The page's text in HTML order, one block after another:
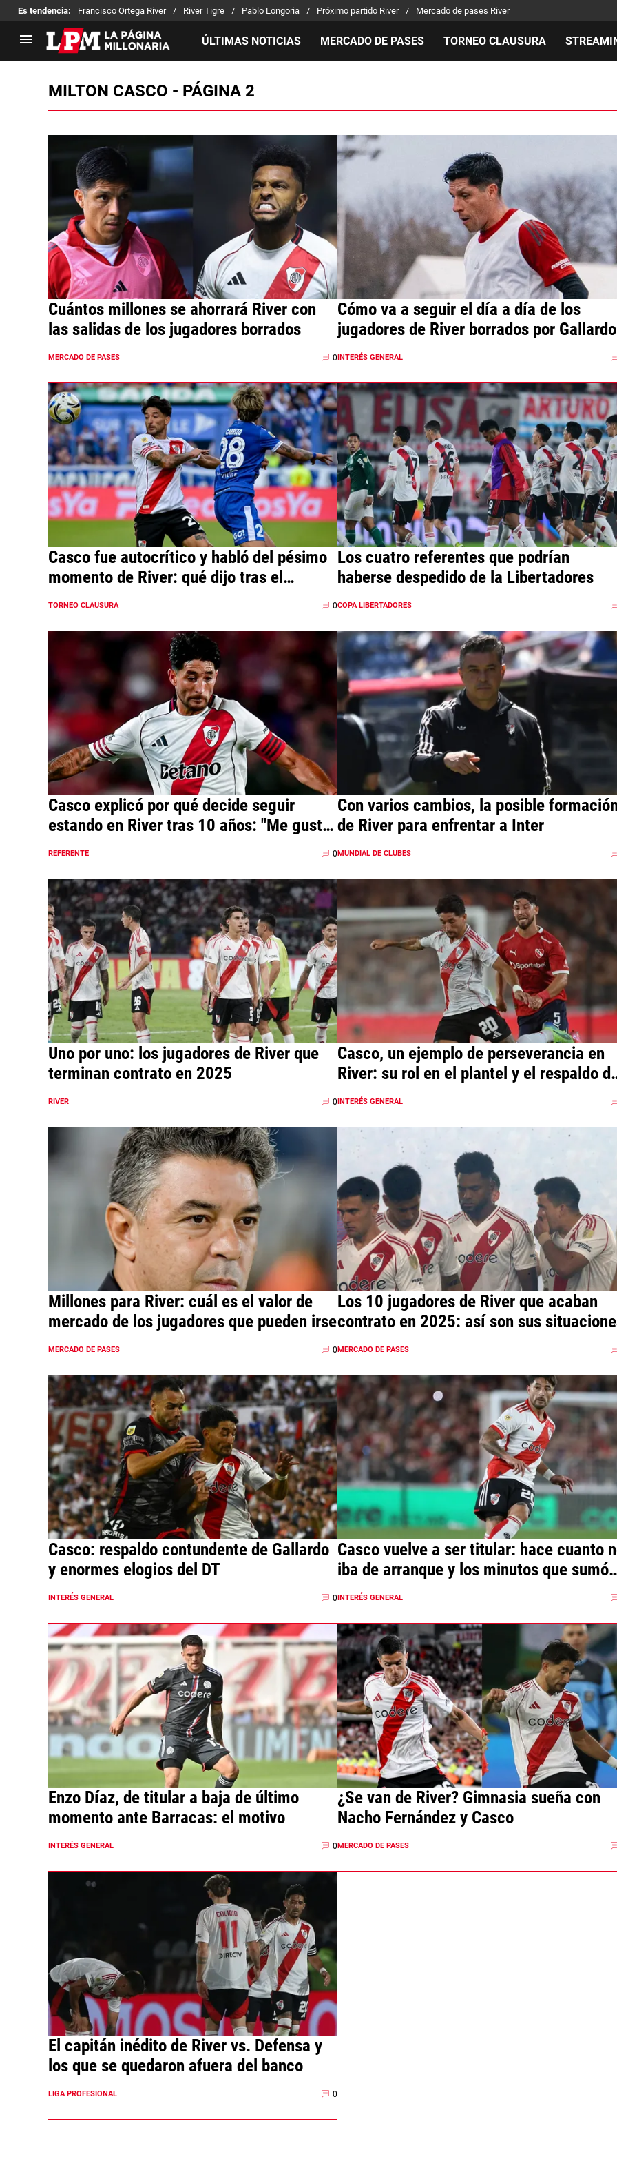
Es tendencia: Francisco Ortega River River Tigre Pablo Longoria Próximo partido River Mercado de pases River
ÚLTIMAS NOTICIAS MERCADO DE PASES TORNEO CLAUSURA
LIGA PROFESIONAL
Reserva
TORNEOS
Selección Argentina
Juanfer Quintero
Chacho Coudet
Los goles de River
Entrevistas
Apuesta
MILTON CASCO - PÁGINA 2
Cuántos millones se ahorrará River con
las salidas de los jugadores borrados
MERCADO DE PASES 0
Cómo va a seguir el día a día de los
jugadores de River borrados por Gallardo
INTERÉS GENERAL
Casco fue autocrítico y habló del pésimo
momento de River: qué dijo tras el
empate vs. Vélez
TORNEO CLAUSURA 0
Los cuatro referentes que podrían
haberse despedido de la Libertadores
COPA LIBERTADORES
Casco explicó por qué decide seguir
estando en River tras 10 años: "Me gusta
eso"
REFERENTE 0
Con varios cambios, la posible formación
de River para enfrentar a Inter
MUNDIAL DE CLUBES
Uno por uno: los jugadores de River que
terminan contrato en 2025
RIVER 0
Casco, un ejemplo de perseverancia en
River: su rol en el plantel y el respaldo
Gallardo
INTERÉS GENERAL
Millones para River: cuál es el valor de
mercado de los jugadores que pueden irse
MERCADO DE PASES 0
Los 10 jugadores de River que acaban
contrato en 2025: así son sus
MERCADO DE PASES
Casco: respaldo contundente de Gallardo
y enormes elogios del DT
INTERÉS GENERAL 0
Casco vuelve a ser titular: hace cuanto
iba de arranque y los minutos que sumó
con Gallardo
INTERÉS GENERAL
Enzo Díaz, de titular a baja de último
momento ante Barracas: el motivo
INTERÉS GENERAL 0
¿Se van de River? Gimnasia sueña con
Nacho Fernández y Casco
MERCADO DE PASES
El capitán inédito de River vs. Defensa y
los que se quedaron afuera del banco
LIGA PROFESIONAL 0